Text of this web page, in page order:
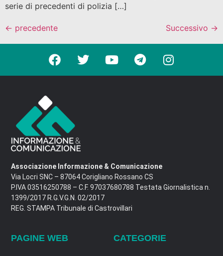
serie di precedenti di polizia […]
← precedente Successivo →
Associazione Informazione & Comunicazione
Via Locri SNC – 87064 Corigliano Rossano CS
P.IVA 03516250788 – C.F. 97037680788 Testata Giornalistica n.
1399/2017 R.G.V.G.N. 02/2017
REG. STAMPA Tribunale di Castrovillari
PAGINE WEB CATEGORIE